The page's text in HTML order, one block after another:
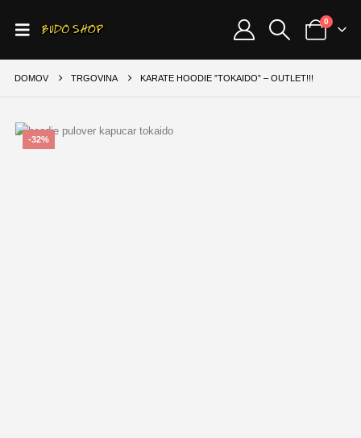
0
DOMOV TRGOVINA KARATE HOODIE ”TOKAIDO” – OUTLET!!!
-32%